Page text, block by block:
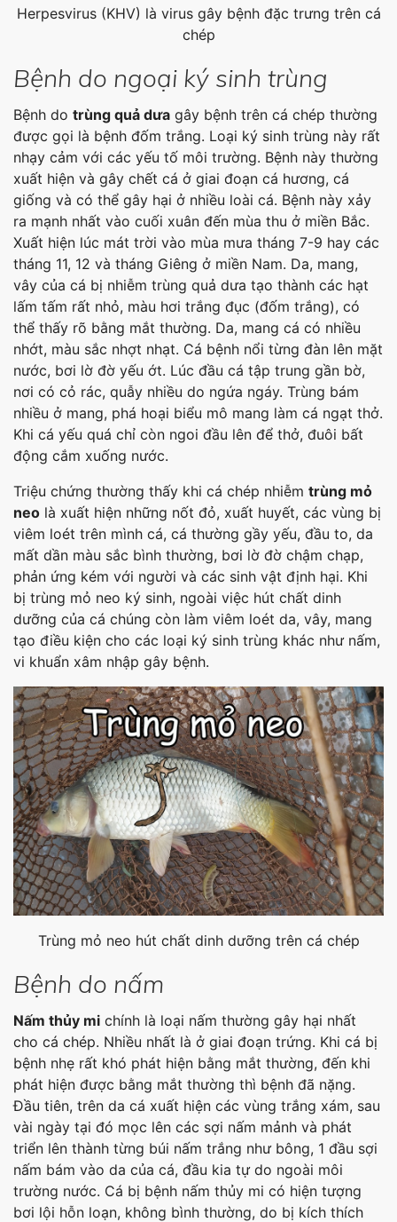
Herpesvirus (KHV) là virus gây bệnh đặc trưng trên cá
chép
Bệnh do ngoại ký sinh trùng
Bệnh do trùng quả dưa gây bệnh trên cá chép thường
được gọi là bệnh đốm trắng. Loại ký sinh trùng này rất
nhạy cảm với các yếu tố môi trường. Bệnh này thường
xuất hiện và gây chết cá ở giai đoạn cá hương, cá
giống và có thể gây hại ở nhiều loài cá. Bệnh này xảy
ra mạnh nhất vào cuối xuân đến mùa thu ở miền Bắc.
Xuất hiện lúc mát trời vào mùa mưa tháng 7-9 hay các
tháng 11, 12 và tháng Giêng ở miền Nam. Da, mang,
vây của cá bị nhiễm trùng quả dưa tạo thành các hạt
lấm tấm rất nhỏ, màu hơi trắng đục (đốm trắng), có
thể thấy rõ bằng mắt thường. Da, mang cá có nhiều
nhớt, màu sắc nhợt nhạt. Cá bệnh nổi từng đàn lên mặt
nước, bơi lờ đờ yếu ớt. Lúc đầu cá tập trung gần bờ,
nơi có cỏ rác, quẫy nhiều do ngứa ngáy. Trùng bám
nhiều ở mang, phá hoại biểu mô mang làm cá ngạt thở.
Khi cá yếu quá chỉ còn ngoi đầu lên để thở, đuôi bất
động cắm xuống nước.
Triệu chứng thường thấy khi cá chép nhiễm trùng mỏ
neo là xuất hiện những nốt đỏ, xuất huyết, các vùng bị
viêm loét trên mình cá, cá thường gầy yếu, đầu to, da
mất dần màu sắc bình thường, bơi lờ đờ chậm chạp,
phản ứng kém với người và các sinh vật định hại. Khi
bị trùng mỏ neo ký sinh, ngoài việc hút chất dinh
dưỡng của cá chúng còn làm viêm loét da, vây, mang
tạo điều kiện cho các loại ký sinh trùng khác như nấm,
vi khuẩn xâm nhập gây bệnh.
Trùng mỏ neo hút chất dinh dưỡng trên cá chép
Bệnh do nấm
Nấm thủy mi chính là loại nấm thường gây hại nhất
cho cá chép. Nhiều nhất là ở giai đoạn trứng. Khi cá bị
bệnh nhẹ rất khó phát hiện bằng mắt thường, đến khi
phát hiện được bằng mắt thường thì bệnh đã nặng.
Đầu tiên, trên da cá xuất hiện các vùng trắng xám, sau
vài ngày tại đó mọc lên các sợi nấm mảnh và phát
triển lên thành từng búi nấm trắng như bông, 1 đầu sợi
nấm bám vào da của cá, đầu kia tự do ngoài môi
trường nước. Cá bị bệnh nấm thủy mi có hiện tượng
bơi lội hỗn loạn, không bình thường, do bị kích thích